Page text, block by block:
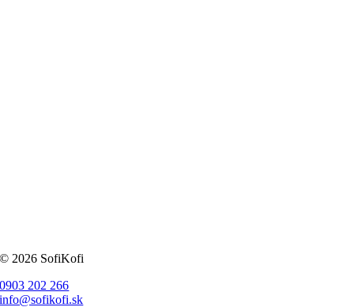
© 2026 SofiKofi
0903 202 266
info@sofikofi.sk